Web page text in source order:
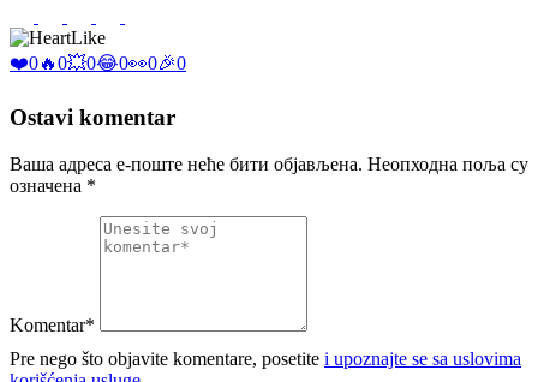
Like
❤️0🔥0💥0😂0👀0🎉0
Ostavi komentar
Ваша адреса е-поште неће бити објављена. Неопходна поља су
означена *
Komentar*
Pre nego što objavite komentare, posetite i upoznajte se sa uslovima